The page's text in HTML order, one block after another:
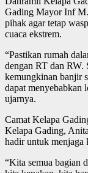
Gading Mayor Inf
pihak agar tetap
cuaca ekstrem.
“Pastikan rumah
dengan RT dan RW.
kemungkinan banjir
dapat menyebabkan
ujarnya.
Camat Kelapa
Kelapa Gading,
hadir untuk menjaga
“Kita semua bagian